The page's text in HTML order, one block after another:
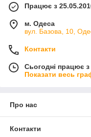
Працює з
м. Одеса
вул. Базова, 10,
Контакти
Сьогодні працює
Показати весь
Про нас
Контакти